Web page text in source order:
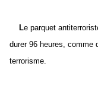
Le parquet
durer 96 heures, comme
terrorisme.